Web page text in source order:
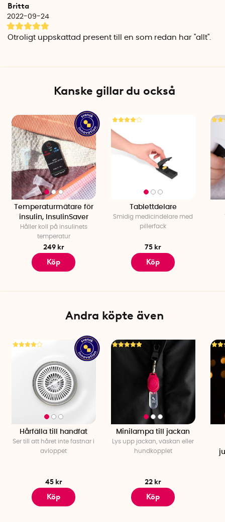
genom att blötläggas på nytt i kallt vatten.
Återanvändbart kylfodral
Specifikationer
Bredd, S: 11 cm
Bredd, L: 22 cm
Kapacitet, S: 2 insulinpennor eller 1 insulinpump
Kapacitet, L: Plats för fler diabetesprodukter/mediciner
Antal per förpackning: 1
Britta
2022-09-24
Otroligt uppskattad present till en som redan har ''allt''.
Kanske gillar du också
Temperaturmätare för
insulin, InsulinSaver
Håller koll på insulinets
temperatur
249 kr
Köp
Tablettdelare
Smidig medicindelare med
pillerfack
75 kr
Köp
Andra köpte även
Hårfälla till handfat
Ser till att håret inte fastnar i
avloppet
45 kr
Köp
Minilampa till jackan
Lys upp jackan, väskan eller
hundkopplet
22 kr
Köp